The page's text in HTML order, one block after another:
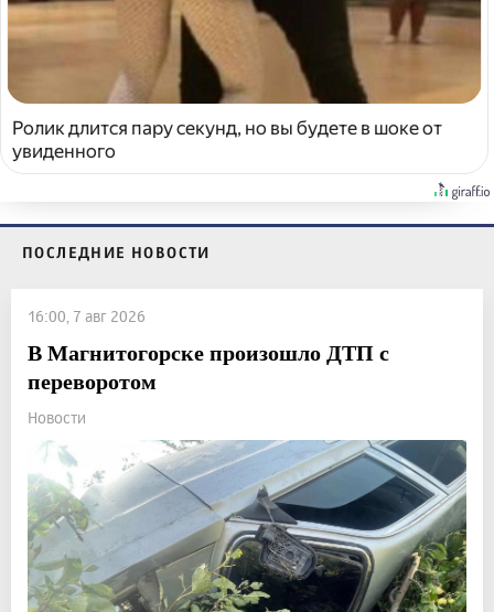
Ролик длится пару секунд, но вы будете в шоке от
увиденного
ПОСЛЕДНИЕ НОВОСТИ
16:00, 7 авг 2026
В Магнитогорске произошло ДТП с
переворотом
Новости